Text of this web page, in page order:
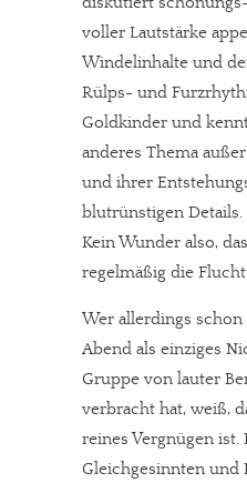
voller Lautstärke
Windelinhalte und
Rülps- und
Goldkinder und
anderes Thema
und ihrer
blutrünstigen Details.
Kein Wunder also,
regelmäßig die
Wer allerdings schon
Abend als einziges
Gruppe von lauter
verbracht hat, weiß,
reines Vergnügen ist.
Gleichgesinnten und